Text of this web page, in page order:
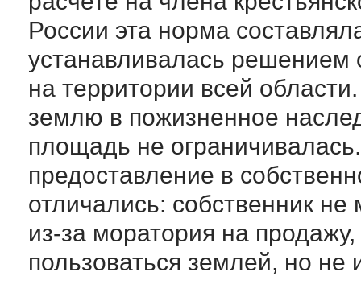
России эта норма
устанавливалась решением
на территории всей
землю в пожизненное
площадь не
предоставление в
отличались: собственник
из-за моратория на
пользоваться землей, но